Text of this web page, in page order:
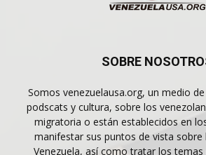
SOBRE
Somos venezuelausa.org, un medio
podscats y cultura, sobre los
migratoria o están establecidos en
manifestar sus puntos de vista sobre
Venezuela, así como tratar los temas